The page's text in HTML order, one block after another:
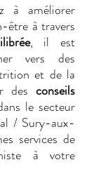
à améliorer
être à travers
, il est
vers des
et de la
des conseils
le secteur
/ Sury-aux-
services de
à votre